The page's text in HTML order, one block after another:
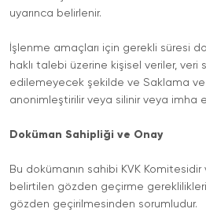
uyarınca belirlenir.
İşlenme amaçları için gerekli süresi
haklı talebi üzerine kişisel veriler,
edilemeyecek şekilde ve Saklama ve
anonimleştirilir veya silinir veya imha
Doküman Sahipliği ve Onay
Bu dokümanın sahibi KVK Komitesidir
belirtilen gözden geçirme
gözden geçirilmesinden sorumludur.